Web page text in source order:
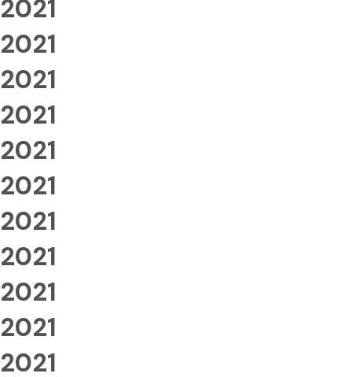
2021
2021
2021
2021
2021
2021
2021
2021
2021
2021
2021